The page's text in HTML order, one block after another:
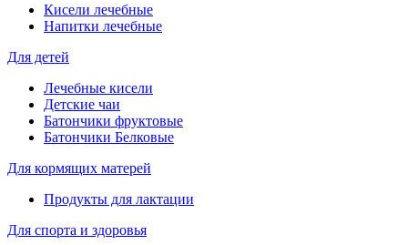
Кисели лечебные
Напитки лечебные
Для детей
Лечебные кисели
Детские чаи
Батончики фруктовые
Батончики Белковые
Для кормящих матерей
Продукты для лактации
Для спорта и здоровья